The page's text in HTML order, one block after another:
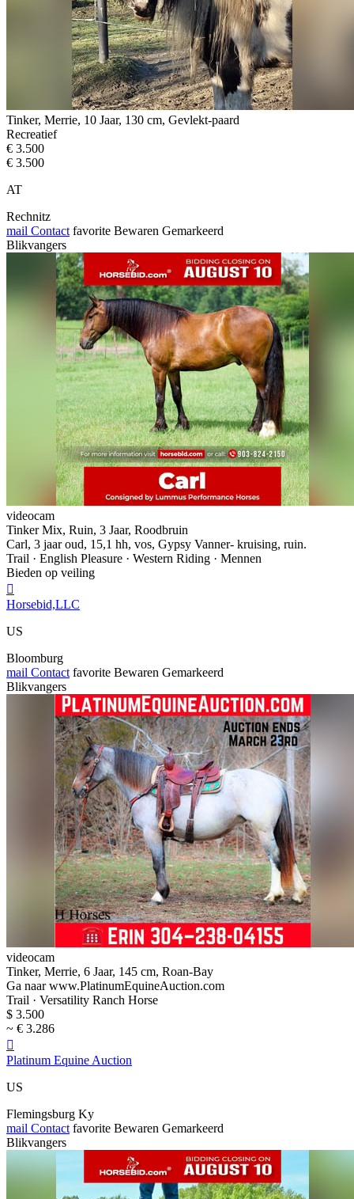
Tinker, Merrie, 10 Jaar, 130 cm, Gevlekt-paard
Recreatief
€ 3.500
€ 3.500
AT
Rechnitz
mail Contact favorite Bewaren Gemarkeerd
Blikvangers
videocam
Tinker Mix, Ruin, 3 Jaar, Roodbruin
Carl, 3 jaar oud, 15,1 hh, vos, Gypsy Vanner- kruising, ruin.
Trail · English Pleasure · Western Riding · Mennen
Bieden op veiling

Horsebid,LLC
US
Bloomburg
mail Contact favorite Bewaren Gemarkeerd
Blikvangers
videocam
Tinker, Merrie, 6 Jaar, 145 cm, Roan-Bay
Ga naar www.PlatinumEquineAuction.com
Trail · Versatility Ranch Horse
$ 3.500
~ € 3.286

Platinum Equine Auction
US
Flemingsburg Ky
mail Contact favorite Bewaren Gemarkeerd
Blikvangers